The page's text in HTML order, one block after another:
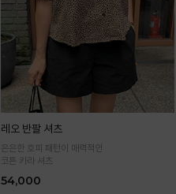
레오 반팔 셔츠
은은한 호피 패턴이 매력적인
코튼 카라 셔츠
54,000